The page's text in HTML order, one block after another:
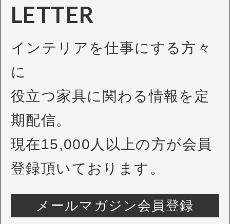
LETTER
インテリアを仕事にする方々
に
役立つ家具に関わる情報を定
期配信。
現在15,000人以上の方が会員
登録頂いております。
メールマガジン会員登録